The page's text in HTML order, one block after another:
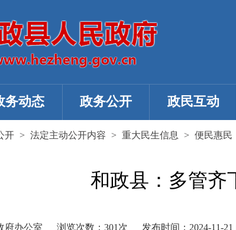
务动态 政务公开 政民互动
开 > 法定主动公开内容 > 重大民生信息 > 便民惠民
和政县：多管齐
府办公室 浏览次数： 301 次 发布时间：2024-11-21